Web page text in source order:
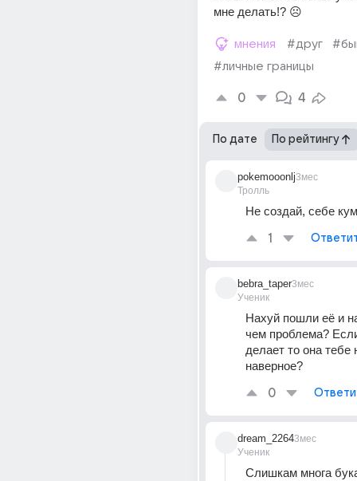
мне делать!? ☹️
мнения #друг
#личные границы
0 4
По дате По рейтингу
pokemooonlj
Тролль
3мес
Не создай, себе
1
bebra_taper
Ученик
3мес
Нахуй пошли её и
чем проблема?
делает то она тебе
наверное?
0
dream_2264
Ученик
3мес
Слишкам многа